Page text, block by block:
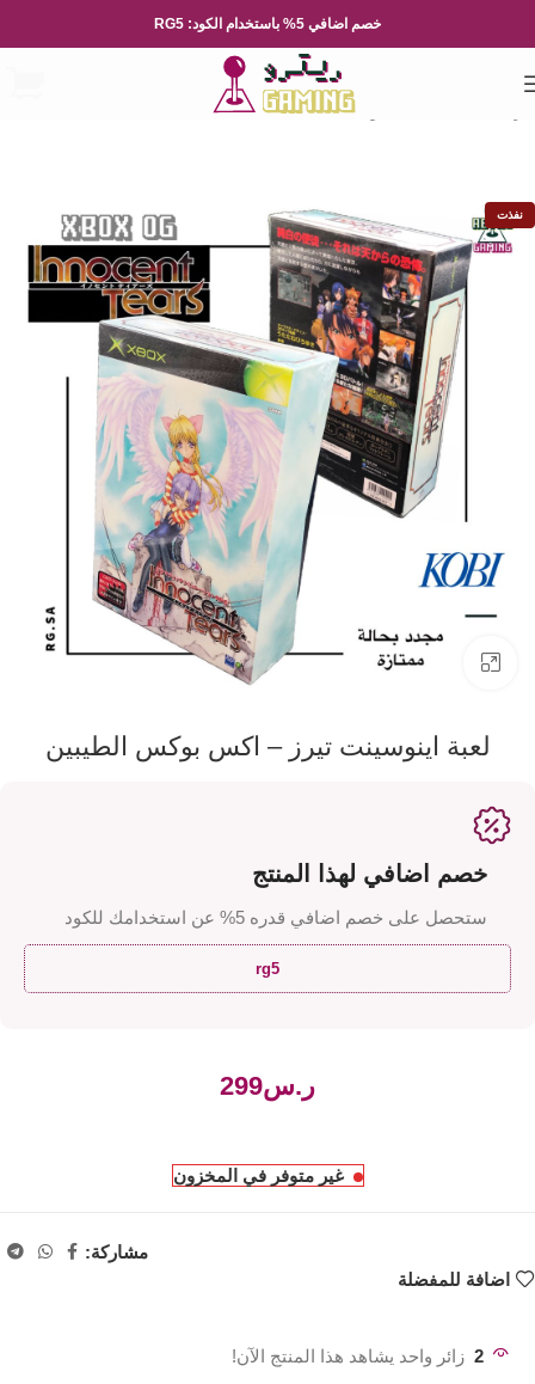
خصم اضافي 5% باستخدام الكود: RG5
Xbox
Xbox OG
لعبة اينوسينت تيرز – اكس بوكس الطيبين
خصم اضافي لهذا المنتج
ستحصل على خصم اضافي قدره 5% عن استخدامك للكود
rg5
ر.س
غير متوفر في المخزون
مشاركة:
اضافة للمفضلة
2 زائر واحد يشاهد هذا المنتج الآن!
نفذت
اضفط لتكبير الصورة